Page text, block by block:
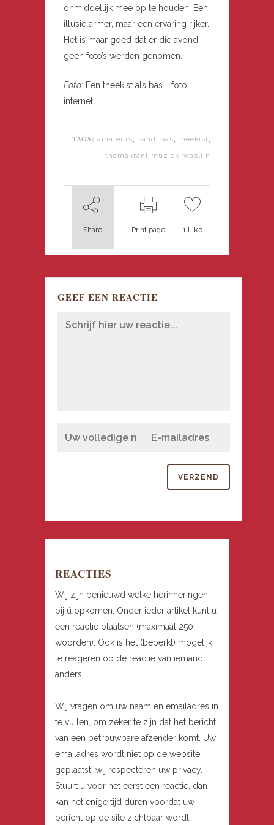
onmiddellijk mee op te houden. Een
illusie armer, maar een ervaring rijker.
Het is maar goed dat er die avond
geen foto’s werden genomen.
Foto: Een theekist als bas. | foto:
internet
TAGS: amateurs band bas theekist
themakrant muziek waslijn
Share Print page 1Like
GEEF EEN REACTIE
REACTIES
Wij zijn benieuwd welke herinneringen
bij ú opkomen. Onder ieder artikel kunt u
een reactie plaatsen (maximaal 250
woorden). Ook is het (beperkt) mogelijk
te reageren op de reactie van iemand
anders.
Wij vragen om uw naam en emailadres in
te vullen, om zeker te zijn dat het bericht
van een betrouwbare afzender komt. Uw
emailadres wordt niet op de website
geplaatst, wij respecteren uw privacy.
Stuurt u voor het eerst een reactie, dan
kan het enige tijd duren voordat uw
bericht op de site zichtbaar wordt.